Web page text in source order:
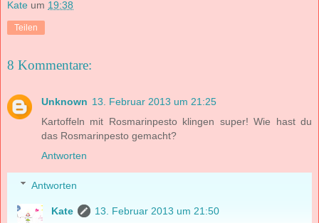
Kate um 19:38
Teilen
8 Kommentare:
Unknown 13. Februar 2013 um 21:25
Kartoffeln mit Rosmarinpesto klingen super! Wie hast du
das Rosmarinpesto gemacht?
Antworten
Antworten
Kate
13. Februar 2013 um 21:50